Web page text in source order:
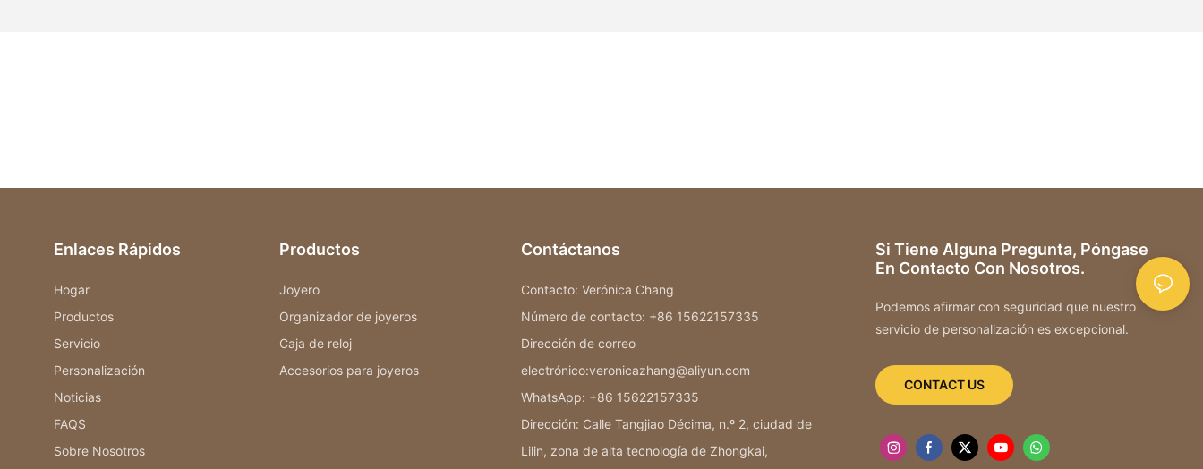
Enlaces Rápidos
Hogar
Productos
Servicio
Personalización
Noticias
FAQS
Sobre Nosotros
Productos
Joyero
Organizador de joyeros
Caja de reloj
Accesorios para joyeros
Contáctanos
Contacto: Verónica Chang
Número de contacto: +86 15622157335
Dirección de correo
electrónico:veronicazhang@aliyun.com
WhatsApp: +86 15622157335
Dirección: Calle Tangjiao Décima, n.º 2, ciudad de
Lilin, zona de alta tecnología de Zhongkai,
Si Tiene Alguna Pregunta, Póngase
En Contacto Con Nosotros.
Podemos afirmar con seguridad que nuestro
servicio de personalización es excepcional.
CONTACT US